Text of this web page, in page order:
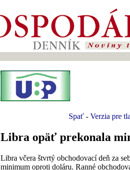
Spať- Verzia pre
Libra opäť prekonala
Libra včera štvrtý obchodovací deň za
minimum oproti doláru. Ranné